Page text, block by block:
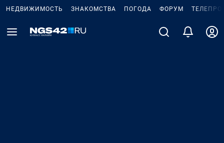
НЕДВИЖИМОСТЬ ЗНАКОМСТВА ПОГОДА ФОРУМ